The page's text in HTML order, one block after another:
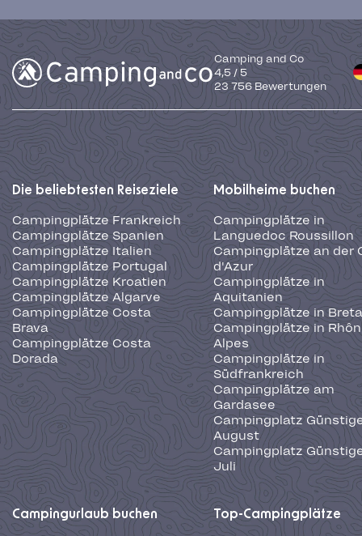
Camping and Co
4,5 / 5
23 756Bewertungen
Die beliebtesten Reiseziele
Campingplätze Frankreich
Campingplätze Spanien
Campingplätze Italien
Campingplätze Portugal
Campingplätze Kroatien
Campingplätze Algarve
Campingplätze Costa
Brava
Campingplätze Costa
Dorada
Mobilheime buchen
Campingplätze in
Languedoc Roussillon
Campingplätze an der
d'Azur
Campingplätze in
Aquitanien
Campingplätze in
Campingplätze in
Alpes
Campingplätze in
Südfrankreich
Campingplätze am
Gardasee
Campingplatz
August
Campingplatz
Juli
Campingurlaub buchen Top-Campingplätze